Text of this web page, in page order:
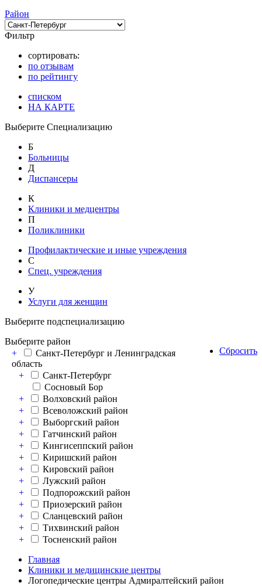
Район
Фильтр
сортировать:
по отзывам
по рейтингу
списком
НА КАРТЕ
Выберите Специализацию
Б
Больницы
Д
Диспансеры
К
Клиники и медцентры
П
Поликлиники
Профилактические и иные учреждения
С
Спец. учреждения
У
Услуги для женщин
Выберите подспециализацию
Сбросить
Выберите район
+
Санкт-Петербург и Ленинградская
область
+
Санкт-Петербург
Сосновый Бор
+
Волховский район
+
Всеволожский район
+
Выборгский район
+
Гатчинский район
+
Кингисеппский район
+
Киришский район
+
Кировский район
+
Лужский район
+
Подпорожский район
+
Приозерский район
+
Сланцевский район
+
Тихвинский район
+
Тосненский район
Главная
Клиники и медицинские центры
Логопедические центры Адмиралтейский район